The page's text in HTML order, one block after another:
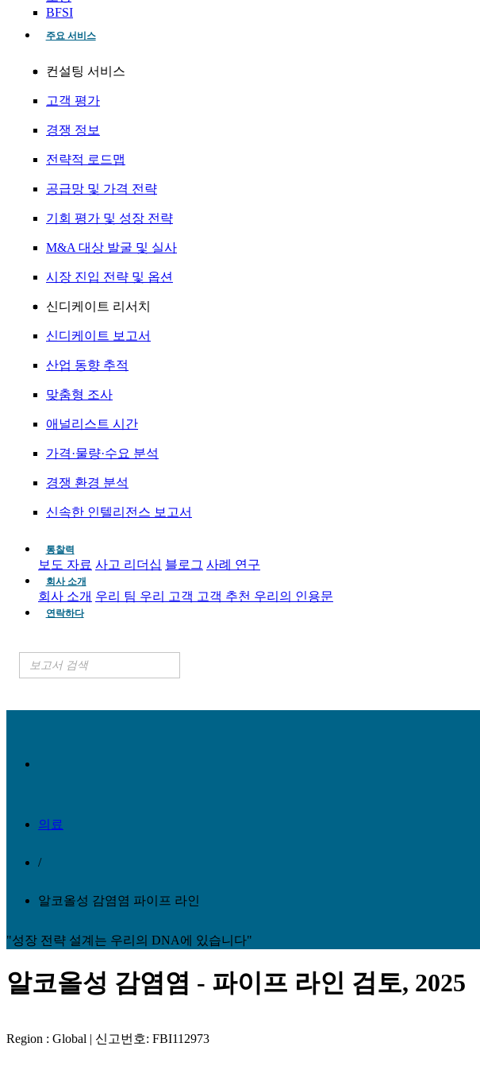
BFSI
주요 서비스
컨설팅 서비스
고객 평가
경쟁 정보
전략적 로드맵
공급망 및 가격 전략
기회 평가 및 성장 전략
M&A 대상 발굴 및 실사
시장 진입 전략 및 옵션
신디케이트 리서치
신디케이트 보고서
산업 동향 추적
맞춤형 조사
애널리스트 시간
가격·물량·수요 분석
경쟁 환경 분석
신속한 인텔리전스 보고서
통찰력
보도 자료 사고 리더십 블로그 사례 연구
회사 소개
회사 소개 우리 팀 우리 고객 고객 추천 우리의 인용문
연락하다
의료
/
알코올성 감염염 파이프 라인
"성장 전략 설계는 우리의 DNA에 있습니다"
알코올성 감염염 - 파이프 라인 검토, 2025
Region : Global | 신고번호: FBI112973